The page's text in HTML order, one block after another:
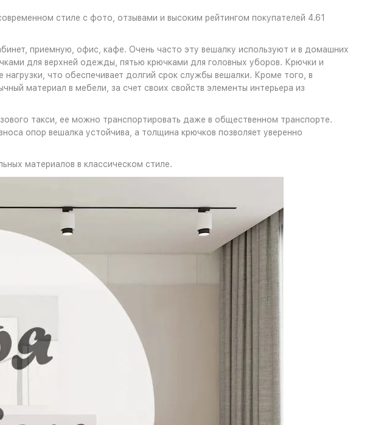
стиле с фото, отзывами и высоким рейтингом покупателей 4.61
приемную, офис, кафе. Очень часто эту вешалку используют и в домашних
для верхней одежды, пятью крючками для головных уборов. Крючки и
что обеспечивает долгий срок службы вешалки. Кроме того, в
материал в мебели, за счет своих свойств элементы интерьера из
такси, ее можно транспортировать даже в общественном транспорте.
опор вешалка устойчива, а толщина крючков позволяет уверенно
материалов в классическом стиле.